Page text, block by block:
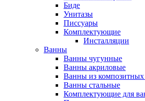
Биде
Унитазы
Писсуары
Комплектующие
Инсталляции
Ванны
Ванны чугунные
Ванны акриловые
Ванны из композитных
Ванны стальные
Комплектующие для